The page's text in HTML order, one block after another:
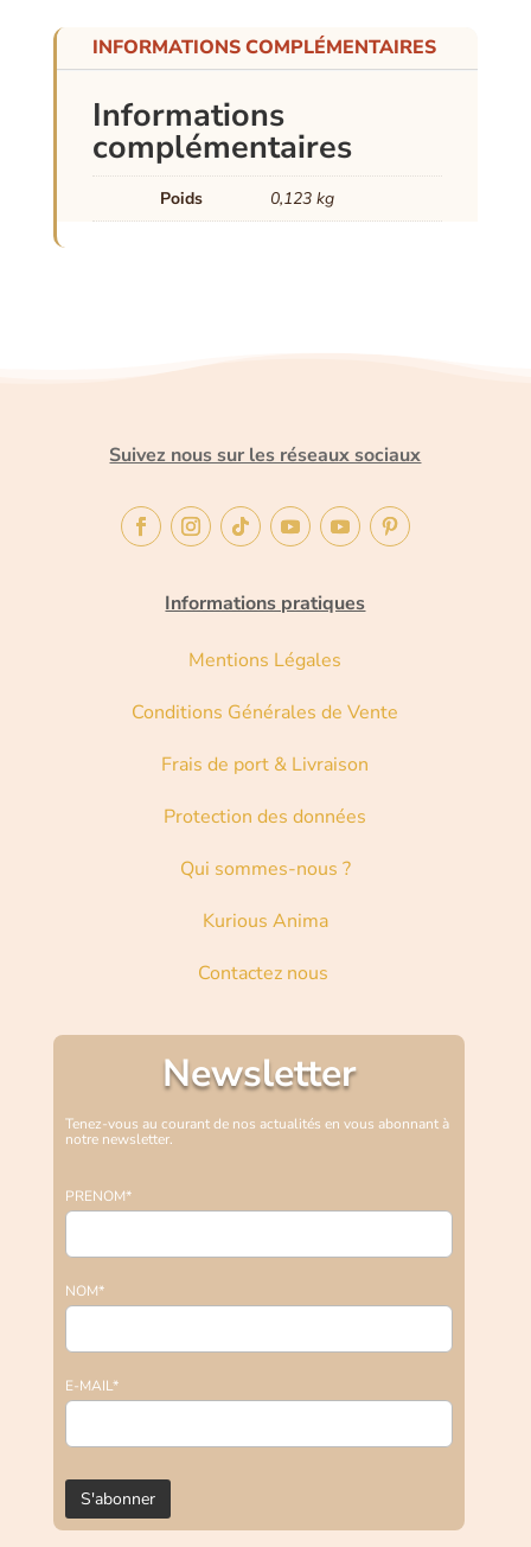
INFORMATIONS COMPLÉMENTAIRES
Informations
complémentaires
Poids 0,123 kg
Suivez nous sur les réseaux sociaux
Informations pratiques
Mentions Légales
Conditions Générales de Vente
Frais de port & Livraison
Protection des données
Qui sommes-nous ?
Kurious Anima
Contactez nous
Newsletter
Tenez-vous au courant de nos actualités en vous abonnant à
notre newsletter.
PRENOM*
NOM*
E-MAIL*